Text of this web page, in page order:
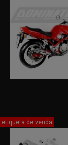
etiqueta de venda